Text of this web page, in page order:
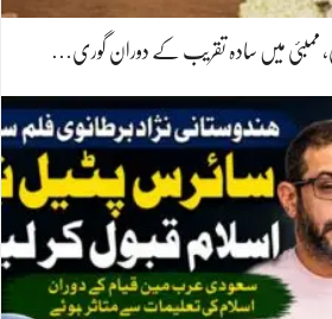
ممبئی میں سادہ تقریب کے دوران گوری…